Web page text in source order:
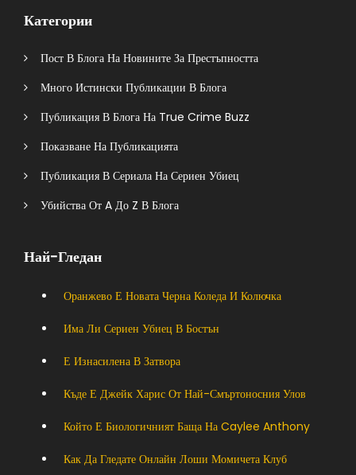
Категории
Пост В Блога На Новините За Престъпността
Много Истински Публикации В Блога
Публикация В Блога На True Crime Buzz
Показване На Публикацията
Публикация В Сериала На Сериен Убиец
Убийства От A До Z В Блога
Най-Гледан
Оранжево Е Новата Черна Коледа И Колючка
Има Ли Сериен Убиец В Бостън
Е Изнасилена В Затвора
Къде Е Джейк Харис От Най-Смъртоносния Улов
Който Е Биологичният Баща На Caylee Anthony
Как Да Гледате Онлайн Лоши Момичета Клуб